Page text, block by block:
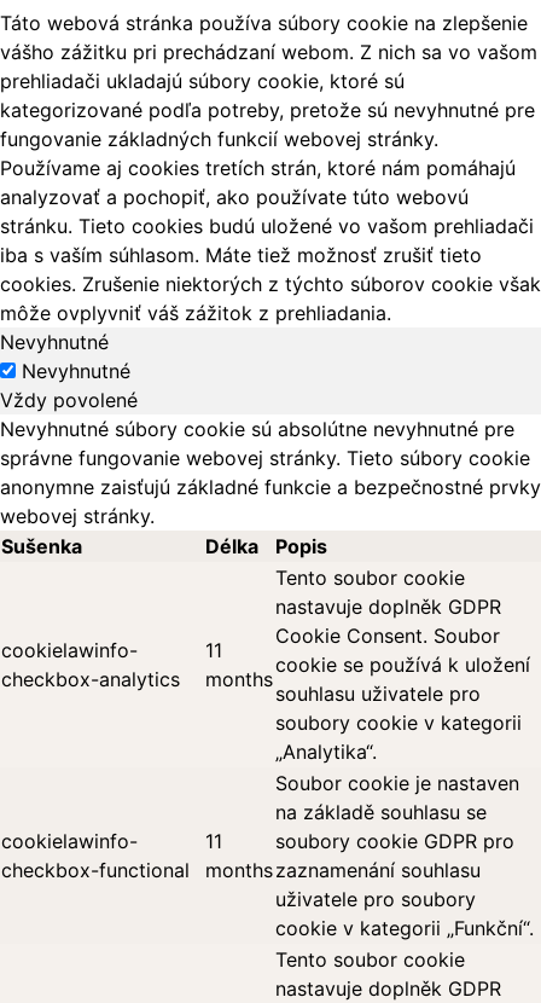
Táto webová stránka používa súbory cookie na zlepšenie
vášho zážitku pri prechádzaní webom. Z nich sa vo vašom
prehliadači ukladajú súbory cookie, ktoré sú
kategorizované podľa potreby, pretože sú nevyhnutné pre
fungovanie základných funkcií webovej stránky.
Používame aj cookies tretích strán, ktoré nám pomáhajú
analyzovať a pochopiť, ako používate túto webovú
stránku. Tieto cookies budú uložené vo vašom prehliadači
iba s vaším súhlasom. Máte tiež možnosť zrušiť tieto
cookies. Zrušenie niektorých z týchto súborov cookie však
môže ovplyvniť váš zážitok z prehliadania.
Nevyhnutné
Nevyhnutné
Vždy povolené
Nevyhnutné súbory cookie sú absolútne nevyhnutné pre
správne fungovanie webovej stránky. Tieto súbory cookie
anonymne zaisťujú základné funkcie a bezpečnostné prvky
webovej stránky.
Sušenka
Délka Popis
cookielawinfo-
checkbox-analytics
11
months
Tento soubor cookie
nastavuje doplněk GDPR
Cookie Consent. Soubor
cookie se používá k uložení
souhlasu uživatele pro
soubory cookie v kategorii
„Analytika“.
cookielawinfo-
checkbox-functional
11
months
Soubor cookie je nastaven
na základě souhlasu se
soubory cookie GDPR pro
zaznamenání souhlasu
uživatele pro soubory
cookie v kategorii „Funkční“.
Tento soubor cookie
nastavuje doplněk GDPR